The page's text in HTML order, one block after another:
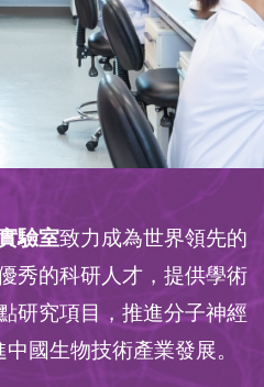
驗室致力成為世界領先的
秀的科研人才，提供學術
研究項目，推進分子神經
國生物技術產業發展。